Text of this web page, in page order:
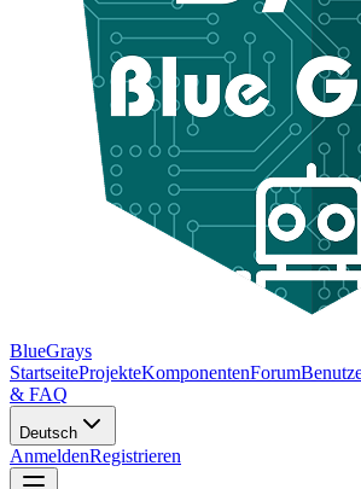
BlueGrays
StartseiteProjekteKomponentenForum
& FAQ
Deutsch
AnmeldenRegistrieren